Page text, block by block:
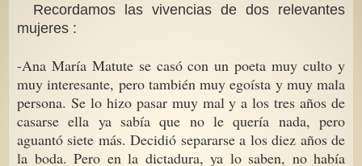
Recordamos las vivencias de dos relevantes
mujeres :
-Ana María Matute se casó con un poeta muy culto y
muy interesante, pero también muy egoísta y muy mala
persona. Se lo hizo pasar muy mal y a los tres años de
casarse ella ya sabía que no le quería nada, pero
aguantó siete más. Decidió separarse a los diez años de
la boda. Pero en la dictadura, ya lo saben, no había